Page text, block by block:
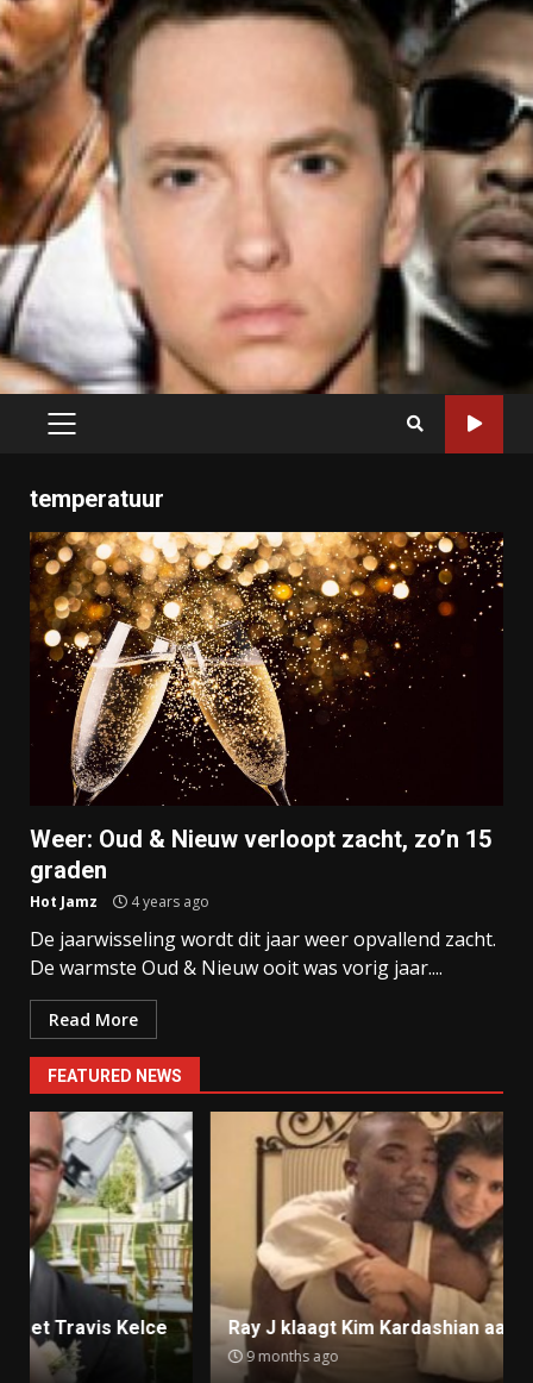
PRIMARY
temperatuur
Weer: Oud & Nieuw verloopt zacht, zo’n 15
graden
Hot Jamz 4 years ago
De jaarwisseling wordt dit jaar weer opvallend zacht.
De warmste Oud & Nieuw ooit was vorig jaar....
Read More
FEATURED NEWS
Ray J klaagt Kim Kardashian aan om sekstape
9 months ago